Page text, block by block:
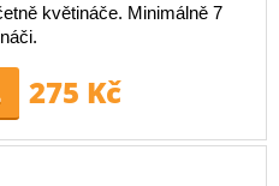
květináče. Minimálně 7
275 Kč